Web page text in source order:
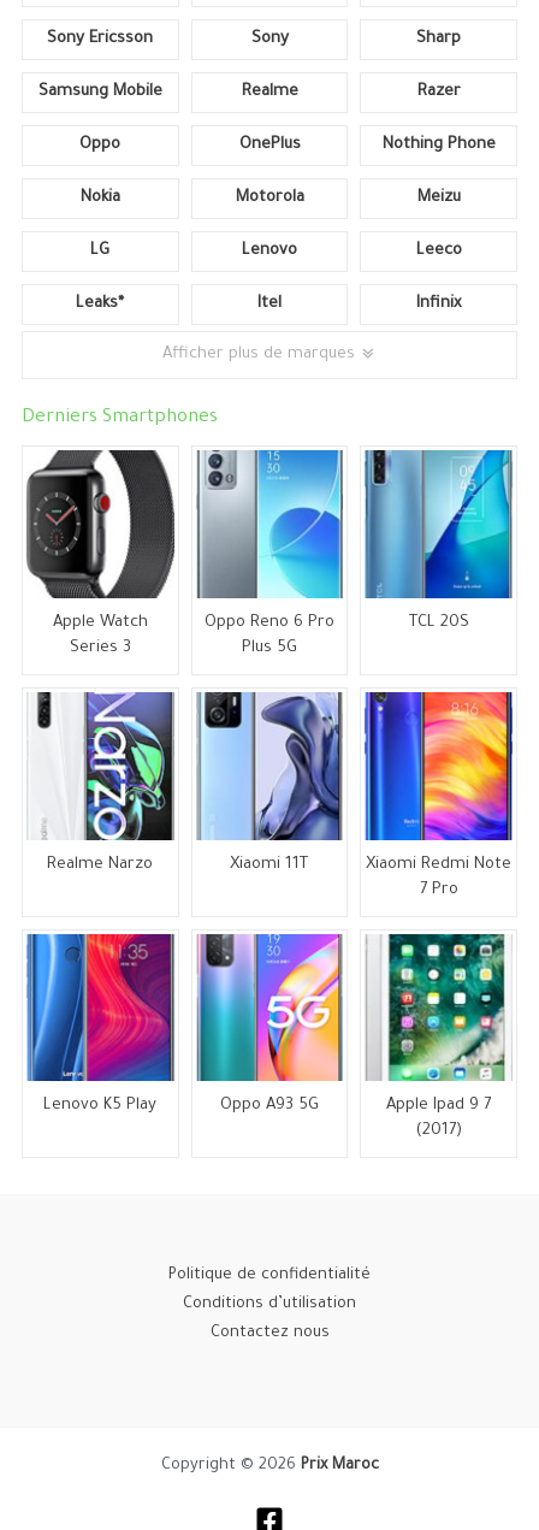
Sony Ericsson Sony Sharp
Samsung Mobile Realme Razer
Oppo OnePlus Nothing Phone
Nokia Motorola Meizu
LG Lenovo Leeco
Leaks* Itel Infinix
Afficher plus de marques
Derniers Smartphones
Apple Watch
Series 3
Oppo Reno 6 Pro
Plus 5G
TCL 20S
Realme Narzo Xiaomi 11T
Xiaomi Redmi Note
7 Pro
Lenovo K5 Play Oppo A93 5G
Apple Ipad 9 7
(2017)
Politique de confidentialité
Conditions d’utilisation
Contactez nous
Copyright © 2026 Prix Maroc